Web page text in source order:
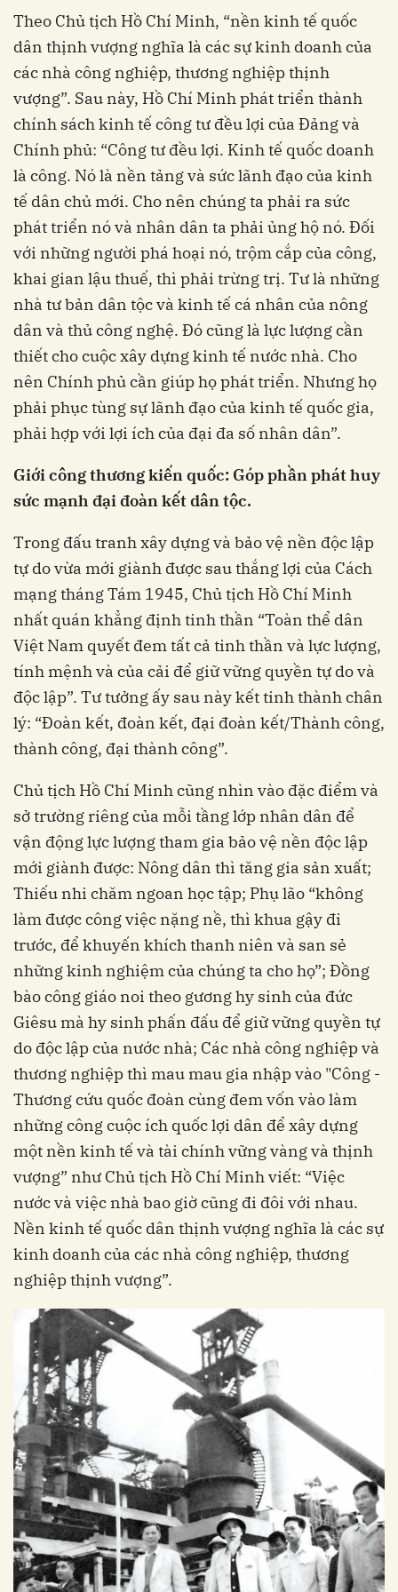
Theo Chủ tịch Hồ Chí Minh, “nền kinh tế quốc
dân thịnh vượng nghĩa là các sự kinh doanh của
các nhà công nghiệp, thương nghiệp thịnh
vượng”. Sau này, Hồ Chí Minh phát triển thành
chính sách kinh tế công tư đều lợi của Đảng và
Chính phủ: “Công tư đều lợi. Kinh tế quốc doanh
là công. Nó là nền tảng và sức lãnh đạo của kinh
tế dân chủ mới. Cho nên chúng ta phải ra sức
phát triển nó và nhân dân ta phải ủng hộ nó. Đối
với những người phá hoại nó, trộm cắp của công,
khai gian lậu thuế, thì phải trừng trị. Tư là những
nhà tư bản dân tộc và kinh tế cá nhân của nông
dân và thủ công nghệ. Đó cũng là lực lượng cần
thiết cho cuộc xây dựng kinh tế nước nhà. Cho
nên Chính phủ cần giúp họ phát triển. Nhưng họ
phải phục tùng sự lãnh đạo của kinh tế quốc gia,
phải hợp với lợi ích của đại đa số nhân dân”.
Giới công thương kiến quốc: Góp phần phát huy
sức mạnh đại đoàn kết dân tộc.
Trong đấu tranh xây dựng và bảo vệ nền độc lập
tự do vừa mới giành được sau thắng lợi của Cách
mạng tháng Tám 1945, Chủ tịch Hồ Chí Minh
nhất quán khẳng định tinh thần “Toàn thể dân
Việt Nam quyết đem tất cả tinh thần và lực lượng,
tính mệnh và của cải để giữ vững quyền tự do và
độc lập”. Tư tưởng ấy sau này kết tinh thành chân
lý: “Đoàn kết, đoàn kết, đại đoàn kết/Thành công,
thành công, đại thành công”.
Chủ tịch Hồ Chí Minh cũng nhìn vào đặc điểm và
sở trường riêng của mỗi tầng lớp nhân dân để
vận động lực lượng tham gia bảo vệ nền độc lập
mới giành được: Nông dân thì tăng gia sản xuất;
Thiếu nhi chăm ngoan học tập; Phụ lão “không
làm được công việc nặng nề, thì khua gậy đi
trước, để khuyến khích thanh niên và san sẻ
những kinh nghiệm của chúng ta cho họ”; Đồng
bào công giáo noi theo gương hy sinh của đức
Giêsu mà hy sinh phấn đấu để giữ vững quyền tự
do độc lập của nước nhà; Các nhà công nghiệp và
thương nghiệp thì mau mau gia nhập vào "Công -
Thương cứu quốc đoàn cùng đem vốn vào làm
những công cuộc ích quốc lợi dân để xây dựng
một nền kinh tế và tài chính vững vàng và thịnh
vượng” như Chủ tịch Hồ Chí Minh viết: “Việc
nước và việc nhà bao giờ cũng đi đôi với nhau.
Nền kinh tế quốc dân thịnh vượng nghĩa là các sự
kinh doanh của các nhà công nghiệp, thương
nghiệp thịnh vượng”.